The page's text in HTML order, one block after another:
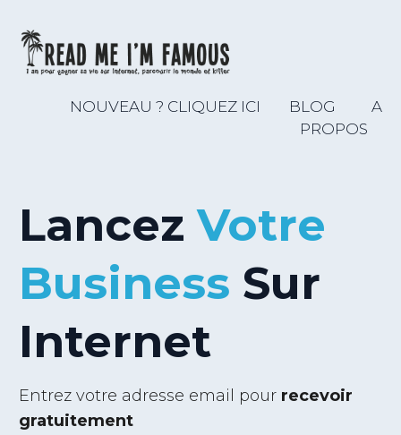
NOUVEAU ? CLIQUEZ ICI BLOG
A
PROPOS
LancezVotre
Business Sur
Internet
Entrez votre adresse email pour recevoir
gratuitement